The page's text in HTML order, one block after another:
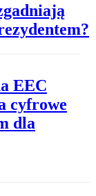
EEC
cyfrowe
dla